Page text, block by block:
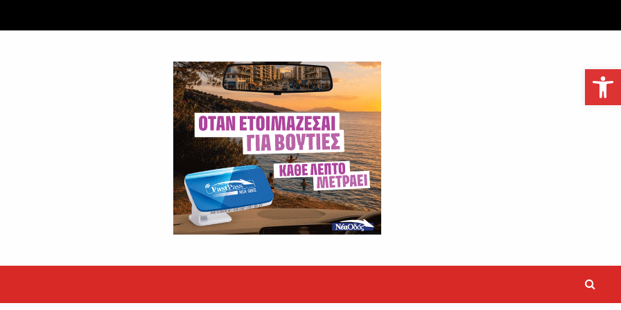
η Βίκυ Σωκρ. Γερασίμου
Ανοίξτε τη γραμμή εργαλείων